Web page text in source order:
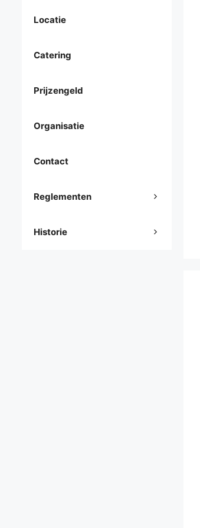
Locatie
Catering
Prijzengeld
Organisatie
Contact
Reglementen
Historie